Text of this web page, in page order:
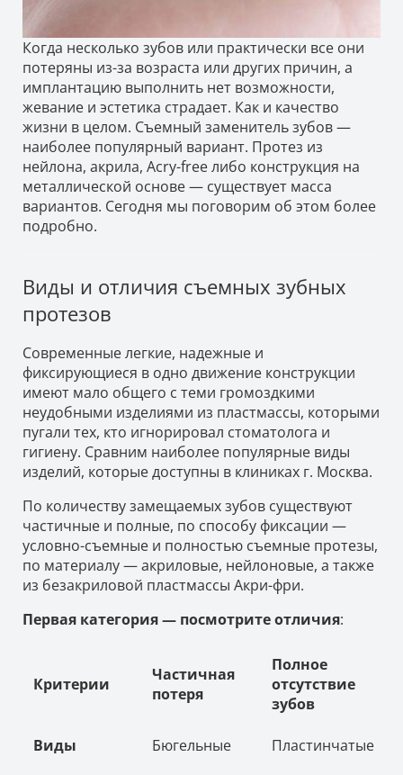
Когда несколько зубов или практически все они
потеряны из-за возраста или других причин, а
имплантацию выполнить нет возможности,
жевание и эстетика страдает. Как и качество
жизни в целом. Съемный заменитель зубов —
наиболее популярный вариант. Протез из
нейлона, акрила, Acry-free либо конструкция на
металлической основе — существует масса
вариантов. Сегодня мы поговорим об этом более
подробно.
Виды и отличия съемных зубных
протезов
Современные легкие, надежные и
фиксирующиеся в одно движение конструкции
имеют мало общего с теми громоздкими
неудобными изделиями из пластмассы, которыми
пугали тех, кто игнорировал стоматолога и
гигиену. Сравним наиболее популярные виды
изделий, которые доступны в клиниках г. Москва.
По количеству замещаемых зубов существуют
частичные и полные, по способу фиксации —
условно-съемные и полностью съемные протезы,
по материалу — акриловые, нейлоновые, а также
из безакриловой пластмассы Акри-фри.
Первая категория — посмотрите отличия:
Критерии
Частичная
потеря
Полное
отсутствие
зубов
Виды Бюгельные Пластинчатые